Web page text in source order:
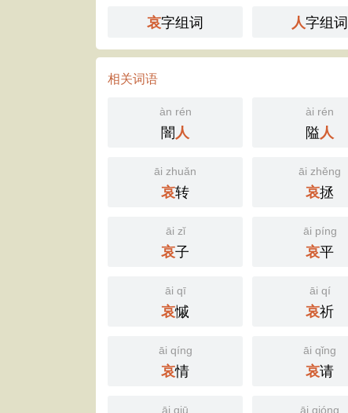
哀字组词 人字组词
相关词语
àn rén
闇人
ài rén
隘人
āi zhuǎn
哀转
āi zhěng
哀拯
āi zǐ
哀子
āi píng
哀平
āi qī
哀慽
āi qí
哀祈
āi qíng
哀情
āi qǐng
哀请
āi qiū āi qióng